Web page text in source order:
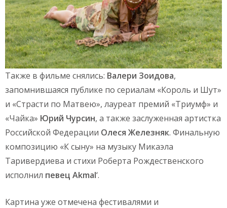
Также в фильме снялись: Валери Зоидова,
запомнившаяся публике по сериалам «Король и Шут»
и «Страсти по Матвею», лауреат премий «Триумф» и
«Чайка» Юрий Чурсин, а также заслуженная артистка
Российской Федерации Олеся Железняк. Финальную
композицию «К сыну» на музыку Микаэла
Таривердиева и стихи Роберта Рождественского
исполнил певец Akmal‘.
Картина уже отмечена фестивалями и